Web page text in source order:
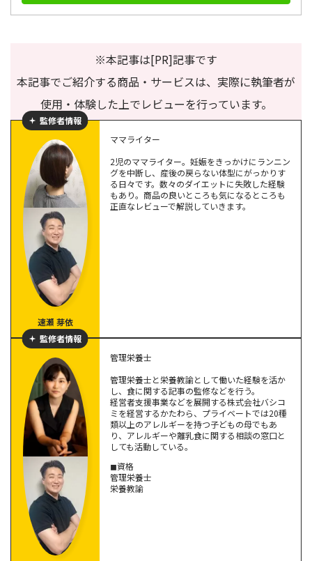
※本記事は[PR]記事です
本記事でご紹介する商品・サービスは、実際に執筆者が
使用・体験した上でレビューを行っています。
監修者情報
速瀬 芽依
ママライター
2児のママライター。妊娠をきっかけにランニン
グを中断し、産後の戻らない体型にがっかりす
る日々です。数々のダイエットに失敗した経験
もあり。商品の良いところも気になるところも
正直なレビューで解説していきます。
監修者情報
管理栄養士
管理栄養士と栄養教諭として働いた経験を活か
し、食に関する記事の監修などを行う。
経営者支援事業などを展開する株式会社バシコ
ミを経営するかたわら、プライベートでは20種
類以上のアレルギーを持つ子どもの母でもあ
り、アレルギーや離乳食に関する相談の窓口と
しても活動している。
◼︎資格
管理栄養士
栄養教諭